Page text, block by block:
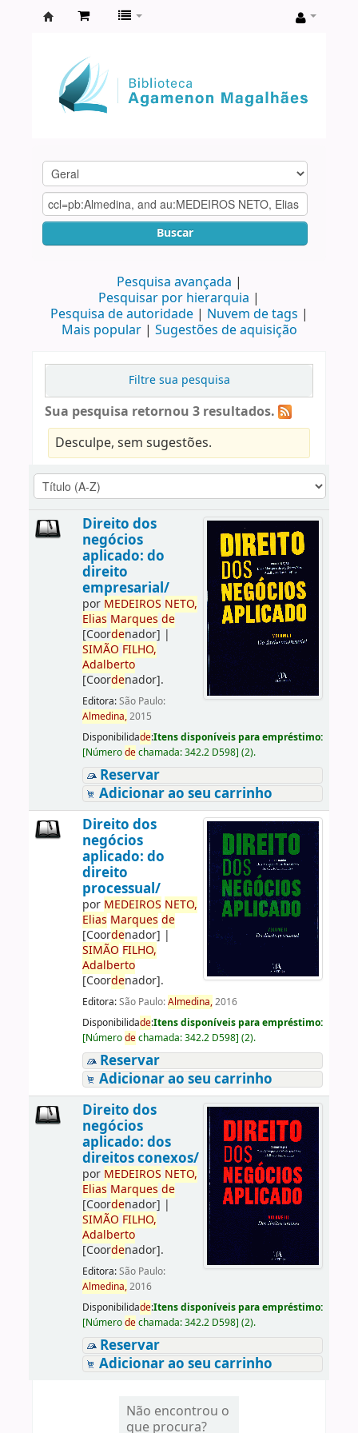
Agamenon
Magalhães
Buscar
Pesquisa avançada
Pesquisar por hierarquia
Pesquisa de autoridade
Nuvem de tags
Mais popular
Sugestões de aquisição
Filtre sua pesquisa
Sua pesquisa retornou 3 resultados.
Desculpe, sem sugestões.
Direito dos
negócios
aplicado: do
direito
empresarial/
por MEDEIROS NETO,
Elias Marques de
[Coordenador] |
SIMÃO FILHO,
Adalberto
[Coordenador].
Editora:São Paulo:
Almedina,2015
Disponibilidade:Itens disponíveis para empréstimo:
[Númerodechamada:342.2 D598] (2).
Reservar
Adicionar ao seu carrinho
Direito dos
negócios
aplicado: do
direito
processual/
por MEDEIROS NETO,
Elias Marques de
[Coordenador] |
SIMÃO FILHO,
Adalberto
[Coordenador].
Editora:São Paulo:Almedina,2016
Disponibilidade:Itens disponíveis para empréstimo:
[Númerodechamada:342.2 D598] (2).
Reservar
Adicionar ao seu carrinho
Direito dos
negócios
aplicado: dos
direitos conexos/
por MEDEIROS NETO,
Elias Marques de
[Coordenador] |
SIMÃO FILHO,
Adalberto
[Coordenador].
Editora:São Paulo:
Almedina,2016
Disponibilidade:Itens disponíveis para empréstimo:
[Númerodechamada:342.2 D598] (2).
Reservar
Adicionar ao seu carrinho
Não encontrou o
que procura?